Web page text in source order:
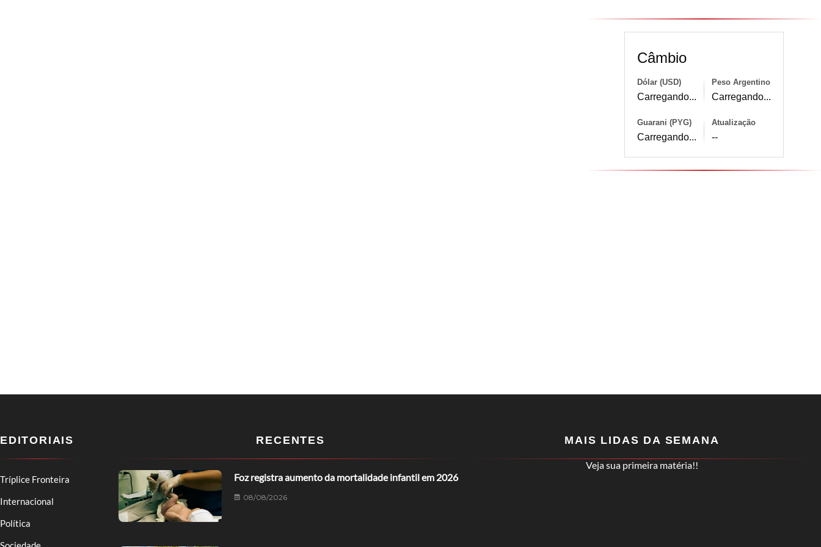
Câmbio
Dólar (USD)
Carregando...
Peso Argentino
Carregando...
Guarani (PYG)
Carregando...
Atualização
--
EDITORIAIS
Tríplice Fronteira
Internacional
Política
RECENTES
Foz registra aumento da mortalidade infantil em 2026
08/08/2026
MAIS LIDAS DA SEMANA
Veja sua primeira matéria!!